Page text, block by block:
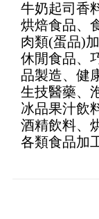
牛奶起司香
烘焙食品、
肉類(蛋品)
休閒食品、
品製造、健
生技醫藥、
冰品果汁飲
酒精飲料、
各類食品加